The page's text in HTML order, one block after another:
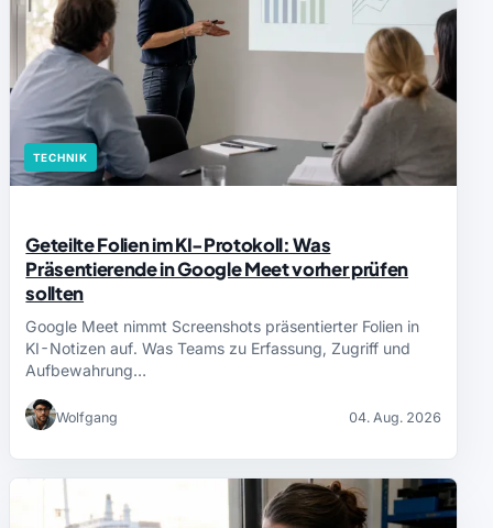
TECHNIK
Geteilte Folien im KI-Protokoll: Was
Präsentierende in Google Meet vorher prüfen
sollten
Google Meet nimmt Screenshots präsentierter Folien in
KI-Notizen auf. Was Teams zu Erfassung, Zugriff und
Aufbewahrung…
Wolfgang 04. Aug. 2026